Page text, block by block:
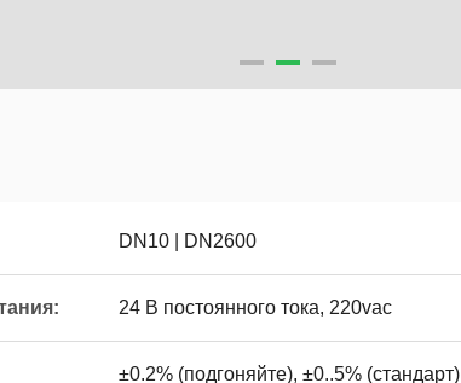
DN10 | DN2600
24 В постоянного тока, 220vac
±0.2% (подгоняйте), ±0..5% (стандарт)